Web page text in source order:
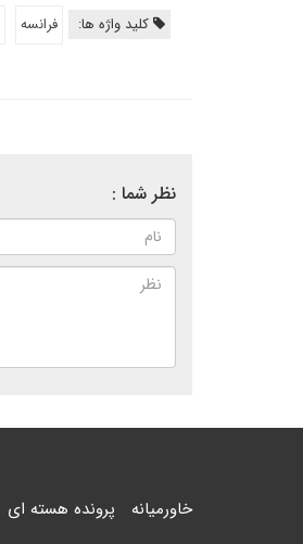
کلید واژه ها: فرانسه
نظر شما :
خاورمیانه پرونده هسته ای